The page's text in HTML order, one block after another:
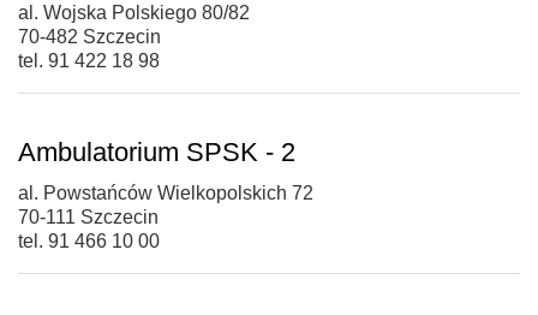
al. Wojska Polskiego 80/82
70-482 Szczecin
tel. 91 422 18 98
Ambulatorium SPSK - 2
al. Powstańców Wielkopolskich 72
70-111 Szczecin
tel. 91 466 10 00